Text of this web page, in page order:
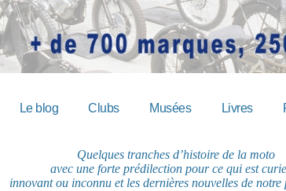
Le blog Clubs Musées Livres
Quelques tranches d’histoire de la moto
avec une forte prédilection pour ce qui est
innovant ou inconnu et les dernières nouvelles de notre